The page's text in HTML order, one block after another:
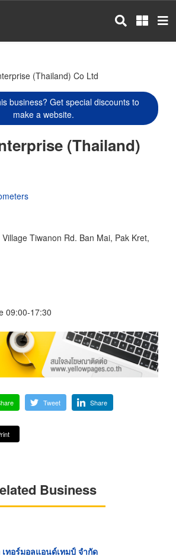
(Thailand) Co Ltd
business? Get special discounts to
make a website.
(Thailand)
Tiwanon Rd. Ban Mai, Pak Kret,
09:00-17:30
Tweet Share
Business
ทอร์มอลแอนด์เทมป์ จำกัด